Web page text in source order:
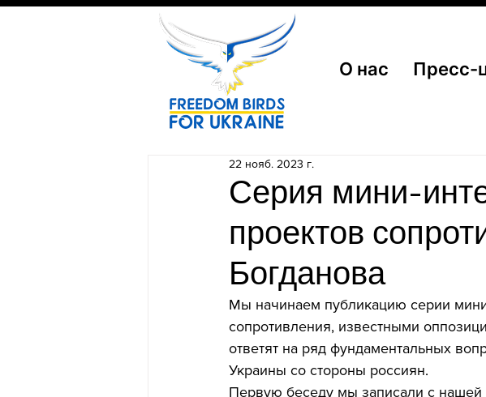
О нас Пресс-
Серия мини-
проектов
Богданова
22 нояб. 2023 г.
Мы начинаем публикацию серии
сопротивления, известными
ответят на ряд фундаментальных
Украины со стороны россиян.
Первую беседу мы записали с нашей